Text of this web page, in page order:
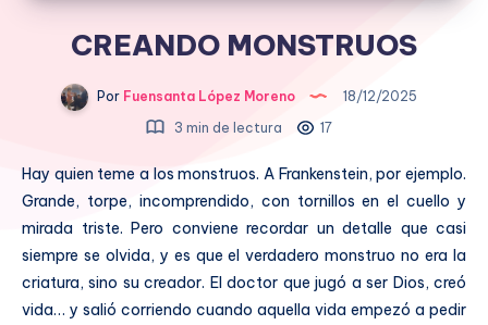
CREANDO MONSTRUOS
PorFuensanta López Moreno
18/12/2025
3 min de lectura
17
Hay quien teme a los monstruos. A Frankenstein, por ejemplo.
Grande, torpe, incomprendido, con tornillos en el cuello y
mirada triste. Pero conviene recordar un detalle que casi
siempre se olvida, y es que el verdadero monstruo no era la
criatura, sino su creador. El doctor que jugó a ser Dios, creó
vida… y salió corriendo cuando aquella vida empezó a pedir